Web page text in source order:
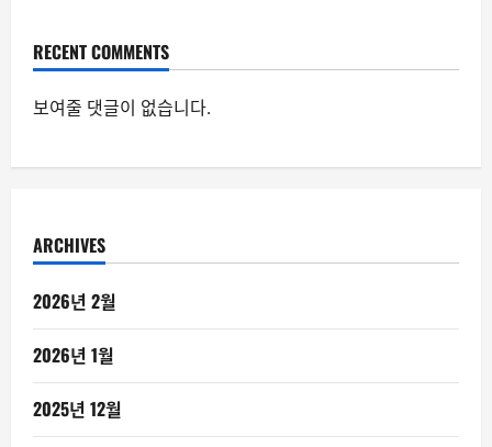
RECENT COMMENTS
보여줄 댓글이 없습니다.
ARCHIVES
2026년 2월
2026년 1월
2025년 12월